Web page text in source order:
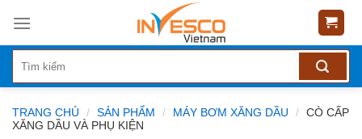
content
TRANG CHỦ / SẢN PHẨM / MÁY BƠM XĂNG DẦU / CÒ CẤP
XĂNG DẦU VÀ PHỤ KIỆN